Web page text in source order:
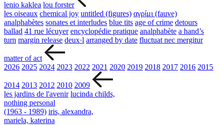
lenio kaklea lou forster
les oiseaux chemical joy untitled (figures) αγρίμι (fauve)
analphabètes sonates et interludes blue tits age of crime detours
ballad 41 rue lécuyer encyclopédie pratique analphabète a hand’s
turn margin release deux·l arranged by date fluctuat nec mergitur
matter of act
2026 2025 2024 2023 2022 2021 2020 2019 2018 2017 2016 2015
2014 2013 2012 2010 2009
les jardins de l'avenir lucinda childs,
nothing personal
(1963 - 1989) iris, alexandra,
mariela, katerina